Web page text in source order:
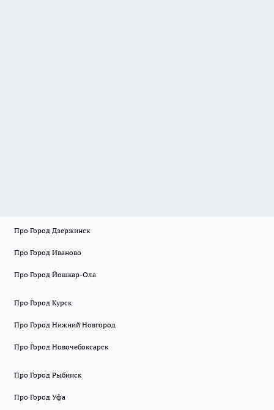
Про Город Дзержинск
Про Город Иваново
Про Город Йошкар-Ола
Про Город Курск
Про Город Нижний Новгород
Про Город Новочебоксарск
Про Город Рыбинск
Про Город Уфа